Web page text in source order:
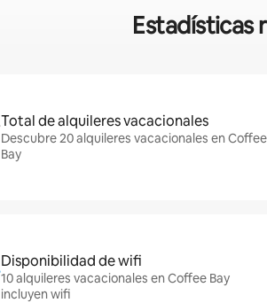
Estadísticas
Total de alquileres vacacionales
Descubre 20 alquileres vacacionales en Coffee
Bay
Disponibilidad de wifi
10 alquileres vacacionales en Coffee Bay
incluyen wifi